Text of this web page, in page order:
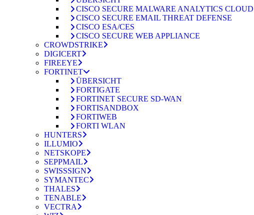
CISCO SECURE MALWARE ANALYTICS CLOUD
CISCO SECURE EMAIL THREAT DEFENSE
CISCO ESA/CES
CISCO SECURE WEB APPLIANCE
CROWDSTRIKE
DIGICERT
FIREEYE
FORTINET
ÜBERSICHT
FORTIGATE
FORTINET SECURE SD-WAN
FORTISANDBOX
FORTIWEB
FORTI WLAN
HUNTERS
ILLUMIO
NETSKOPE
SEPPMAIL
SWISSSIGN
SYMANTEC
THALES
TENABLE
VECTRA